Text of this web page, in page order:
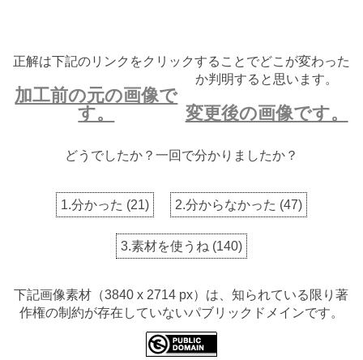
正解は下記のリンクをクリックすることでどこが変わった
か判明すると思います。
加工前の元の画像で
す。
変更後の画像です。
どうでしたか？一回で分かりましたか？
1.分かった (21) 2.分からなかった (47)
3.素材を使うね (140)
下記画像素材（3840 x 2714 px）は、知られている限り著
作権の制約が存在していないパブリックドメインです。